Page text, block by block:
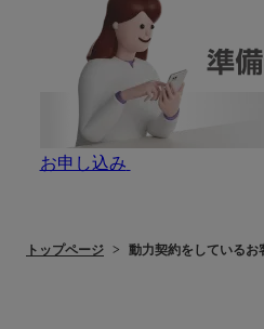
お申し込み
トップページ 動力契約をしているお